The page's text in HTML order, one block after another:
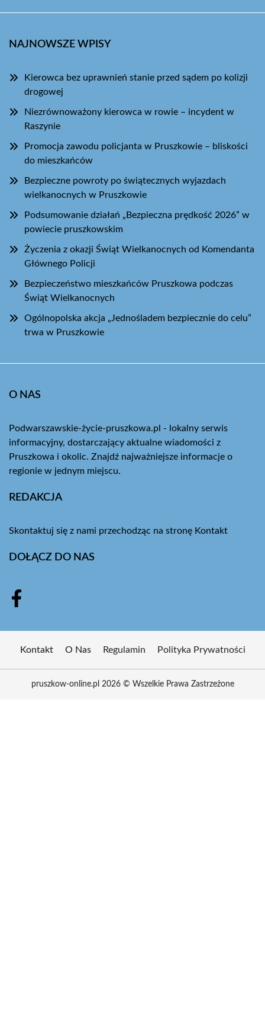
NAJNOWSZE WPISY
Kierowca bez uprawnień stanie przed sądem po kolizji
drogowej
Niezrównoważony kierowca w rowie – incydent w
Raszynie
Promocja zawodu policjanta w Pruszkowie – bliskości
do mieszkańców
Bezpieczne powroty po świątecznych wyjazdach
wielkanocnych w Pruszkowie
Podsumowanie działań „Bezpieczna prędkość 2026” w
powiecie pruszkowskim
Życzenia z okazji Świąt Wielkanocnych od Komendanta
Głównego Policji
Bezpieczeństwo mieszkańców Pruszkowa podczas
Świąt Wielkanocnych
Ogólnopolska akcja „Jednośladem bezpiecznie do celu”
trwa w Pruszkowie
O NAS
Podwarszawskie-życie-pruszkowa.pl - lokalny serwis
informacyjny, dostarczający aktualne wiadomości z
Pruszkowa i okolic. Znajdź najważniejsze informacje o
regionie w jednym miejscu.
REDAKCJA
Skontaktuj się z nami przechodząc na stronę Kontakt
DOŁĄCZ DO NAS
Kontakt O Nas Regulamin Polityka Prywatności
pruszkow-online.pl 2026 © Wszelkie Prawa Zastrzeżone